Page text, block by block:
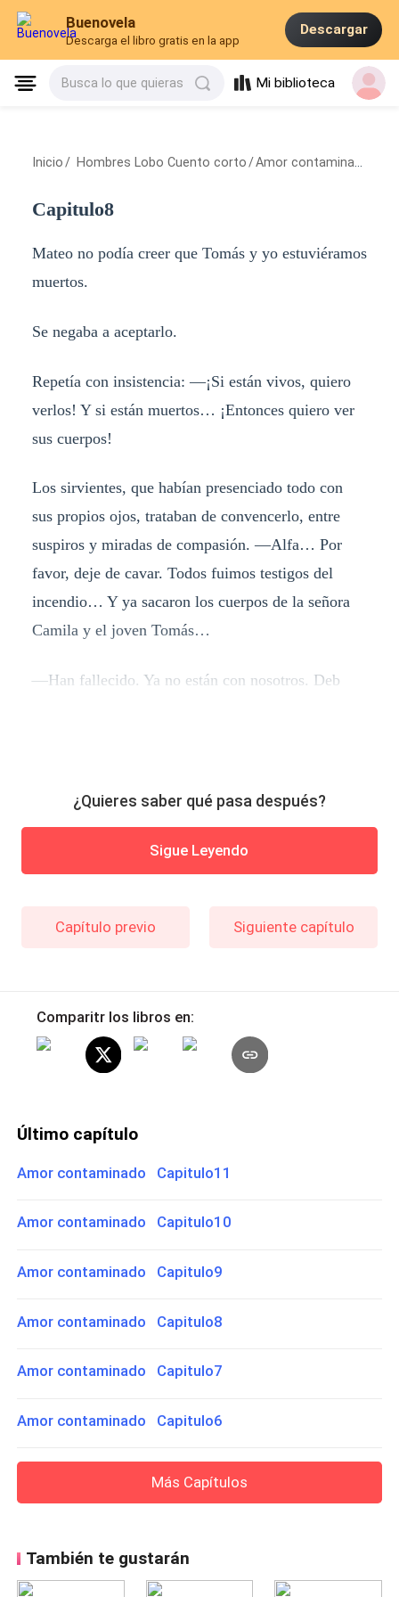
Buenovela
Descarga el libro gratis en la app
Descargar
Busca lo que quieras Mi biblioteca
Inicio / Hombres Lobo Cuento corto /Amor contaminado
Capitulo8
Mateo no podía creer que Tomás y yo estuviéramos
muertos.
Se negaba a aceptarlo.
Repetía con insistencia: —¡Si están vivos, quiero
verlos! Y si están muertos… ¡Entonces quiero ver
sus cuerpos!
Los sirvientes, que habían presenciado todo con
sus propios ojos, trataban de convencerlo, entre
suspiros y miradas de compasión. —Alfa… Por
favor, deje de cavar. Todos fuimos testigos del
incendio… Y ya sacaron los cuerpos de la señora
Camila y el joven Tomás…
—Han fallecido. Ya no están con nosotros. Deb
¿Quieres saber qué pasa después?
Sigue Leyendo
Capítulo previo Siguiente capítulo
Comparitr los libros en:
Último capítulo
Amor contaminado Capitulo11
Amor contaminado Capitulo10
Amor contaminado Capitulo9
Amor contaminado Capitulo8
Amor contaminado Capitulo7
Amor contaminado Capitulo6
Más Capítulos
También te gustarán